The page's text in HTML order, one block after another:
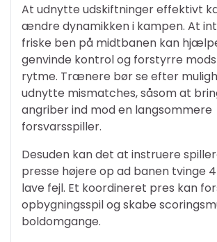
At udnytte udskiftninger effektivt
ændre dynamikken i kampen. At
friske ben på midtbanen kan
genvinde kontrol og forstyrre
rytme. Trænere bør se efter
udnytte mismatches, såsom at
angriber ind mod en langsommere
forsvarsspiller.
Desuden kan det at instruere
presse højere op ad banen tvinge
lave fejl. Et koordineret pres kan
opbygningsspil og skabe
boldomgange.